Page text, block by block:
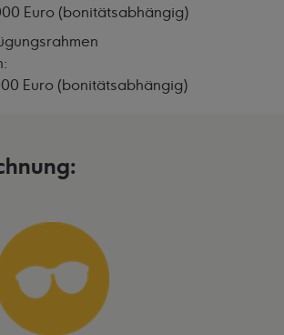
Euro (bonitätsabhängig)
Euro (bonitätsabhängig)